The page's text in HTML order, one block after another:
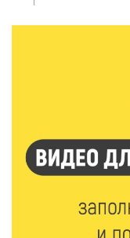
для жителей
«Эстафету
Оленинского
В Нелидово
В Тверской